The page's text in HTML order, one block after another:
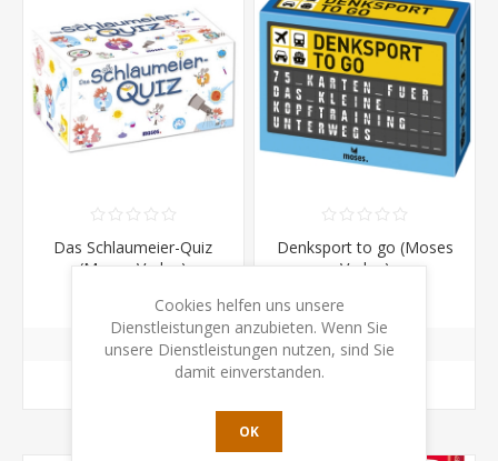
Das Schlaumeier-Quiz
(Moses Verlag)
Denksport to go (Moses
Verlag)
Cookies helfen uns unsere
Dienstleistungen anzubieten. Wenn Sie
unsere Dienstleistungen nutzen, sind Sie
damit einverstanden.
OK